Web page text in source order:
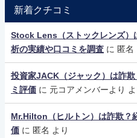
新着クチコミ
Stock Lens（ストックレンズ）
析の実績や口コミを調査 に 匿名
投資家JACK（ジャック）は詐
ミ評価 に 元コアメンバーより
Mr.Hilton（ヒルトン）は詐欺？
価 に 匿名 より